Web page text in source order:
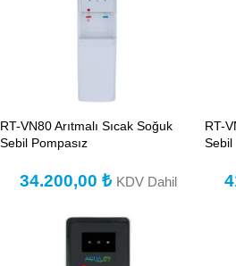
RT-VN80 Arıtmalı Sıcak Soğuk
Sebil Pompasız
34.200,00 ₺ KDV Dahil
RT-
Sebil